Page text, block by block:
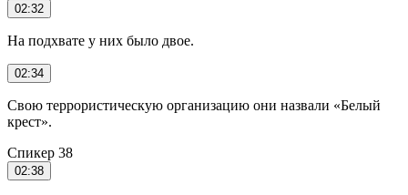
02:32
На подхвате у них было двое.
02:34
Свою террористическую организацию они назвали «Белый
крест».
Спикер 38
02:38